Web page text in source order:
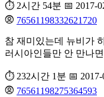
⏱️ 2시간 54분 📅 2017-
76561198332621720
참 재미있는데 뉴비가
러시아인들만 안 만나
⏱️ 232시간 1분 📅
76561198275364593